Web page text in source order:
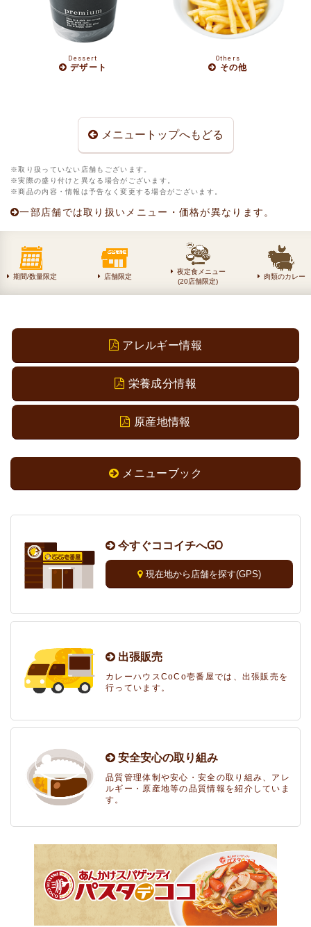
Dessert
デザート
Others
その他
メニュートップへもどる
取り扱っていない店舗もございます。
実際の盛り付けと異なる場合がございます。
商品の内容・情報は予告なく変更する場合がございます。
一部店舗では取り扱いメニュー・価格が異なります。
期間/数量限定 店舗限定
夜定食メニュー
(20店舗限定)
肉類のカレー
アレルギー情報
栄養成分情報
原産地情報
メニューブック
今すぐココイチへGO
現在地から店舗を探す(GPS)
出張販売
カレーハウスCoCo壱番屋では、出張販売を
行っています。
安全安心の取り組み
品質管理体制や安心・安全の取り組み、アレ
ルギー・原産地等の品質情報を紹介していま
す。